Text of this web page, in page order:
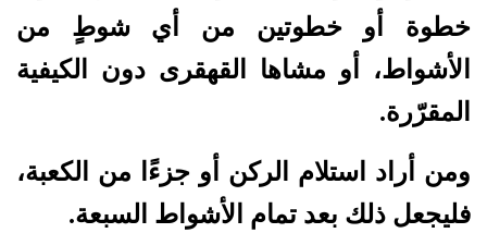
خطوة أو خطوتين من أي شوطٍ من
الأشواط، أو مشاها القهقرى دون الكيفية
المقرّرة.
ومن أراد استلام الركن أو جزءًا من الكعبة،
فليجعل ذلك بعد تمام الأشواط السبعة.